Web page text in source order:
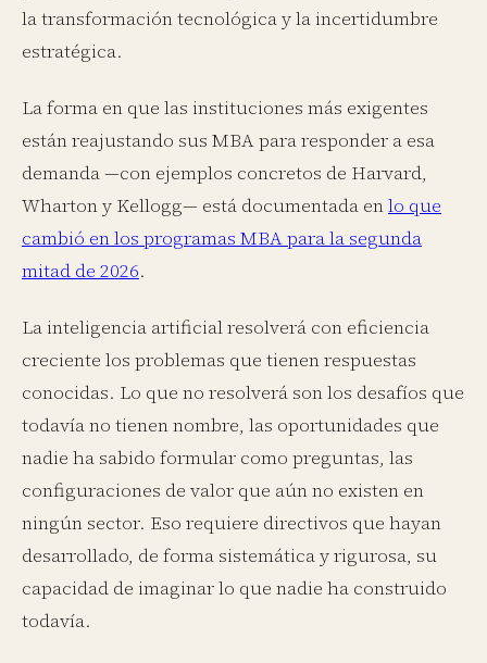
la transformación tecnológica y la incertidumbre
estratégica.
La forma en que las instituciones más exigentes
están reajustando sus MBA para responder a esa
demanda —con ejemplos concretos de Harvard,
Wharton y Kellogg— está documentada enlo que
cambió en los programas MBA para la segunda
mitad de 2026.
La inteligencia artificial resolverá con eficiencia
creciente los problemas que tienen respuestas
conocidas. Lo que no resolverá son los desafíos que
todavía no tienen nombre, las oportunidades que
nadie ha sabido formular como preguntas, las
configuraciones de valor que aún no existen en
ningún sector. Eso requiere directivos que hayan
desarrollado, de forma sistemática y rigurosa, su
capacidad de imaginar lo que nadie ha construido
todavía.